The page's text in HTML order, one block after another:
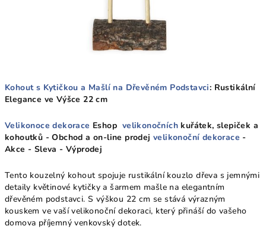
Kohout s Kytičkou a Mašlí na Dřevěném Podstavci: Rustikální
Elegance ve Výšce 22 cm
Velikonoce dekorace Eshop velikonočních kuřátek, slepiček a
kohoutků - Obchod a on-line prodej velikonoční dekorace -
Akce - Sleva - Výprodej
Tento kouzelný kohout spojuje rustikální kouzlo dřeva s jemnými
detaily květinové kytičky a šarmem mašle na elegantním
dřevěném podstavci. S výškou 22 cm se stává výrazným
kouskem ve vaší velikonoční dekoraci, který přináší do vašeho
domova příjemný venkovský dotek.